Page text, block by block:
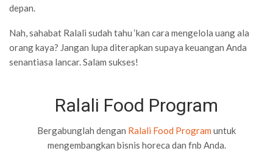
depan.
Nah, sahabat Ralali sudah tahu ‘kan cara mengelola uang ala
orang kaya? Jangan lupa diterapkan supaya keuangan Anda
senantiasa lancar. Salam sukses!
Ralali Food Program
Bergabunglah dengan Ralali Food Program untuk
mengembangkan bisnis horeca dan fnb Anda.